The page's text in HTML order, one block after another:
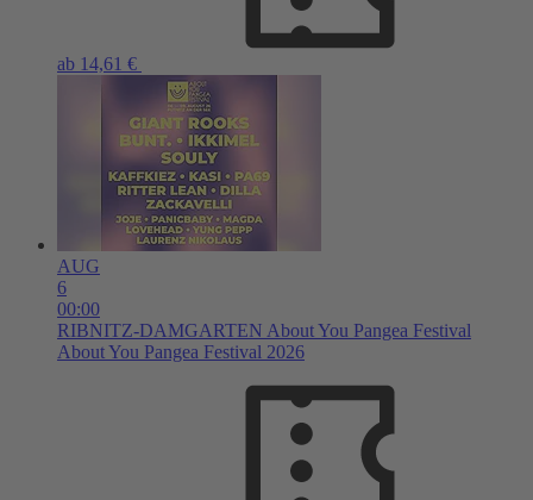
ab 14,61 €
AUG
6
00:00
RIBNITZ-DAMGARTEN About You Pangea Festival
About You Pangea Festival 2026